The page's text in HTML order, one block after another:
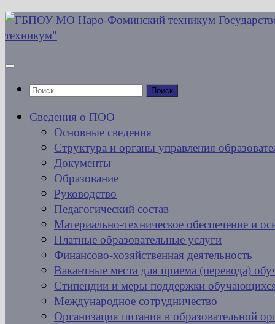
Перейти
к
Найти:
Сведения о ПОО
Основные сведения
Структура и органы управления
Документы
Образование
Руководство
Педагогический состав
Материально-техническое обеспечение и
Платные образовательные услуги
Финансово-хозяйственная деятельность
Вакантные места для приема (перевода)
Стипендии и меры поддержки
Международное сотрудничество
Организация питания в образовательной